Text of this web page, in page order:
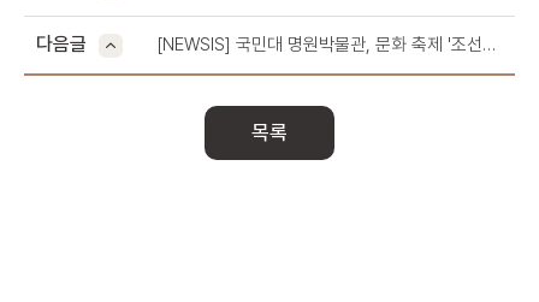
다음글
[NEWSIS] 국민대 명원박물관, 문화 축제 '조선의
목록